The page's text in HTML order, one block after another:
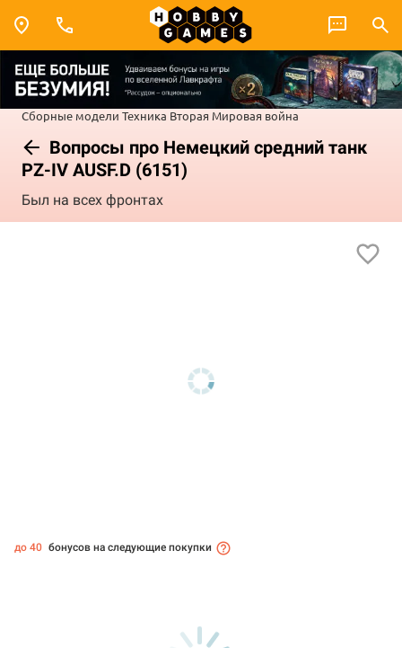
Сборные модели Техника Вторая Мировая война
Вопросы про Немецкий средний танк
PZ-IV AUSF.D (6151)
Был на всех фронтах
до 40 бонусов на следующие покупки